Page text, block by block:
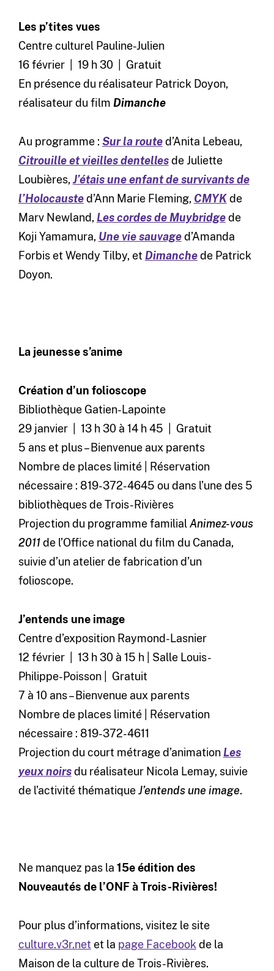
Les p’tites vues
Centre culturel Pauline-Julien
16 février | 19 h 30 | Gratuit
En présence du réalisateur Patrick Doyon,
réalisateur du film Dimanche
Au programme : Sur la routed’Anita Lebeau,
Citrouille et vieilles dentellesde Juliette
Loubières, J’étais une enfant de survivants de
l’Holocausted’Ann Marie Fleming, CMYK de
Marv Newland,Les cordes de Muybridgede
Koji Yamamura, Une vie sauvaged’Amanda
Forbis et Wendy Tilby, et Dimanchede Patrick
Doyon.
La jeunesse s’anime
Création d’un folioscope
Bibliothèque Gatien-Lapointe
29 janvier | 13 h 30 à 14 h 45 | Gratuit
5 ans et plus – Bienvenue aux parents
Nombre de places limité | Réservation
nécessaire : 819-372-4645 ou dans l’une des 5
bibliothèques de Trois-Rivières
Projection du programme familialAnimez-vous
2011de l’Office national du film du Canada,
suivie d’un atelier de fabrication d’un
folioscope.
J’entends une image
Centre d’exposition Raymond-Lasnier
12 février | 13 h 30 à 15 h | Salle Louis-
Philippe-Poisson | Gratuit
7 à 10 ans – Bienvenue aux parents
Nombre de places limité | Réservation
nécessaire : 819-372-4611
Projection du court métrage d’animationLes
yeux noirs du réalisateur Nicola Lemay, suivie
de l’activité thématiqueJ’entends une image.
Ne manquez pas la 15e édition des
Nouveautés de l’ONF à Trois-Rivières!
Pour plus d’informations, visitez le site
culture.v3r.netet la page Facebookde la
Maison de la culture de Trois-Rivières.